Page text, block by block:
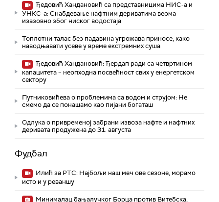
Ђедовић Хандановић са представницима НИС-а и
УНКС-а: Снабдевање нафтним дериватима веома
изазовно због ниског водостаја
Топлотни талас без падавина угрожава приносе, како
наводњавати усеве у време екстремних суша
Ђедовић Хандановић: Ђердап ради са четвртином
капацитета – неопходна посвећност свих у енергетском
сектору
Путниковићева о проблемима са водом и струјом: Не
смемо да се понашамо као пијани богаташ
Одлука о привременој забрани извоза нафте и нафтних
деривата продужена до 31. августа
Фудбал
Илић за РТС: Најбољи наш меч ове сезоне, морамо
исто и у реваншу
Минималац бањалучког Борца против Витебска,